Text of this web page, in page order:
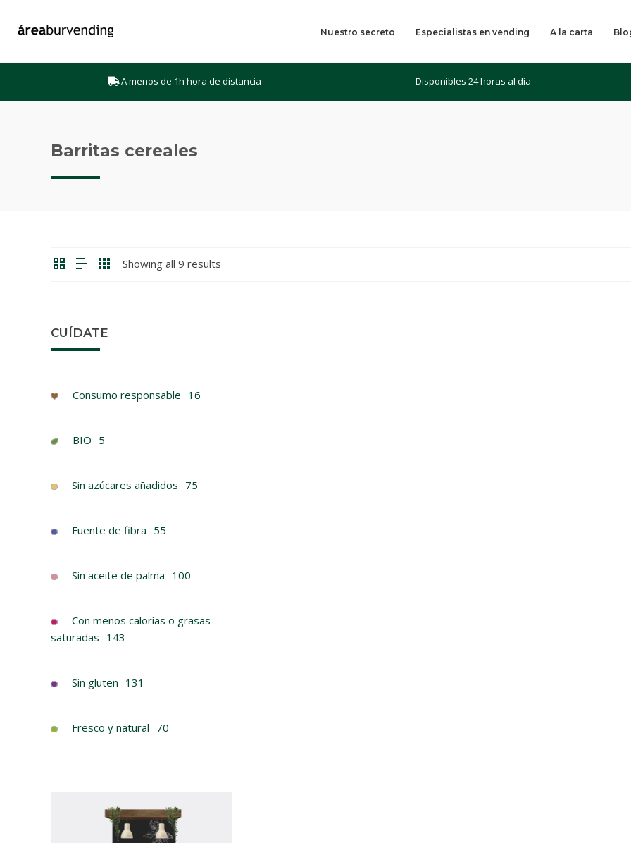
Nuestro secreto Especialistas en vending A la carta
A menos de 1h hora de distancia Disponibles 24 horas al día
Barritas cereales
Showing all 9 results
CUÍDATE
Consumo responsable 16
BIO 5
Sin azúcares añadidos 75
Fuente de fibra 55
Sin aceite de palma 100
Con menos calorías o grasas
saturadas 143
Sin gluten 131
Fresco y natural 70